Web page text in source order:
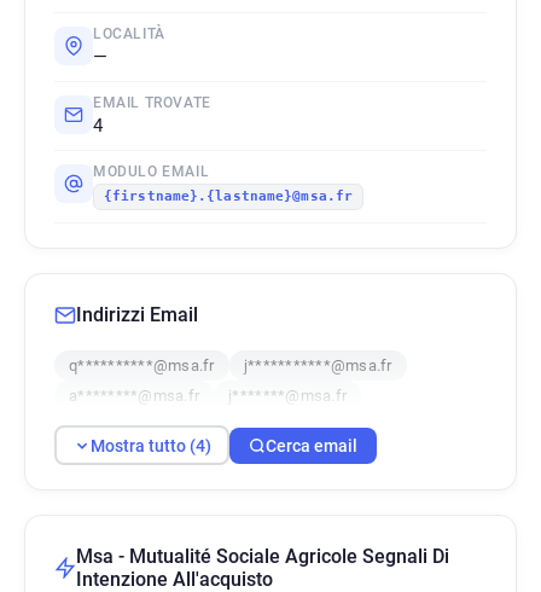
LOCALITÀ
—
EMAIL TROVATE
4
MODULO EMAIL
{firstname}.{lastname}@msa.fr
Indirizzi Email
q**********@msa.fr
j***********@msa.fr
a********@msa.fr
j*******@msa.fr
Mostra tutto (4) Cerca email
Msa - Mutualité Sociale Agricole Segnali Di
Intenzione All'acquisto